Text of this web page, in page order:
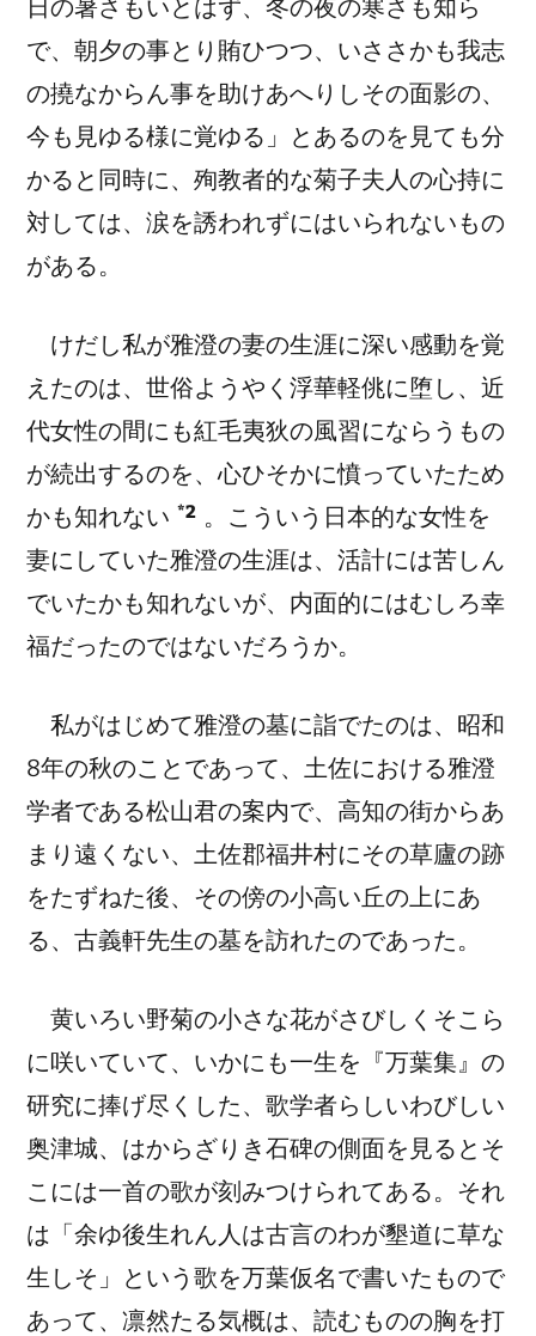
日の暑さもいとはず、冬の夜の寒さも知ら
で、朝夕の事とり賄ひつつ、いささかも我志
の撓なからん事を助けあへりしその面影の、
今も見ゆる様に覚ゆる」とあるのを見ても分
かると同時に、殉教者的な菊子夫人の心持に
対しては、涙を誘われずにはいられないもの
がある。
けだし私が雅澄の妻の生涯に深い感動を覚
えたのは、世俗ようやく浮華軽佻に堕し、近
代女性の間にも紅毛夷狄の風習にならうもの
が続出するのを、心ひそかに憤っていたため
かも知れない *2 。こういう日本的な女性を
妻にしていた雅澄の生涯は、活計には苦しん
でいたかも知れないが、内面的にはむしろ幸
福だったのではないだろうか。
私がはじめて雅澄の墓に詣でたのは、昭和
8年の秋のことであって、土佐における雅澄
学者である松山君の案内で、高知の街からあ
まり遠くない、土佐郡福井村にその草廬の跡
をたずねた後、その傍の小高い丘の上にあ
る、古義軒先生の墓を訪れたのであった。
黄いろい野菊の小さな花がさびしくそこら
に咲いていて、いかにも一生を『万葉集』の
研究に捧げ尽くした、歌学者らしいわびしい
奥津城、 はからざりき石碑の側面を見るとそ
こには一首の歌が刻みつけられてある。それ
は「余ゆ後生れん人は古言のわが墾道に草な
生しそ 」という歌を万葉仮名で書いたもので
あって、凛然たる気概は、読むものの胸を打